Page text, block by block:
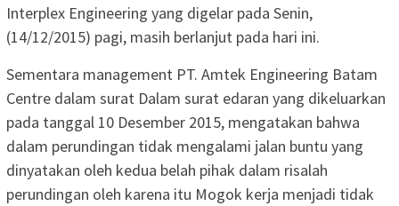
Interplex Engineering yang digelar pada Senin,
(14/12/2015) pagi, masih berlanjut pada hari ini.
Sementara management PT. Amtek Engineering Batam
Centre dalam surat Dalam surat edaran yang dikeluarkan
pada tanggal 10 Desember 2015, mengatakan bahwa
dalam perundingan tidak mengalami jalan buntu yang
dinyatakan oleh kedua belah pihak dalam risalah
perundingan oleh karena itu Mogok kerja menjadi tidak